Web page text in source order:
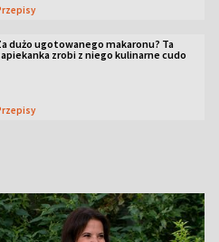
Przepisy
dużo ugotowanego makaronu? Ta
zrobi z niego kulinarne cudo
Przepisy